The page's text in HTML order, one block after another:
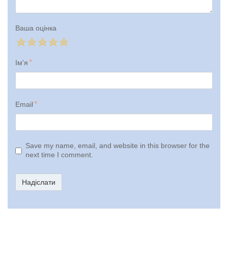
Ваша оцінка
Ім'я
Email
Save my name, email, and website in this browser for the
next time I comment.
Надіслати